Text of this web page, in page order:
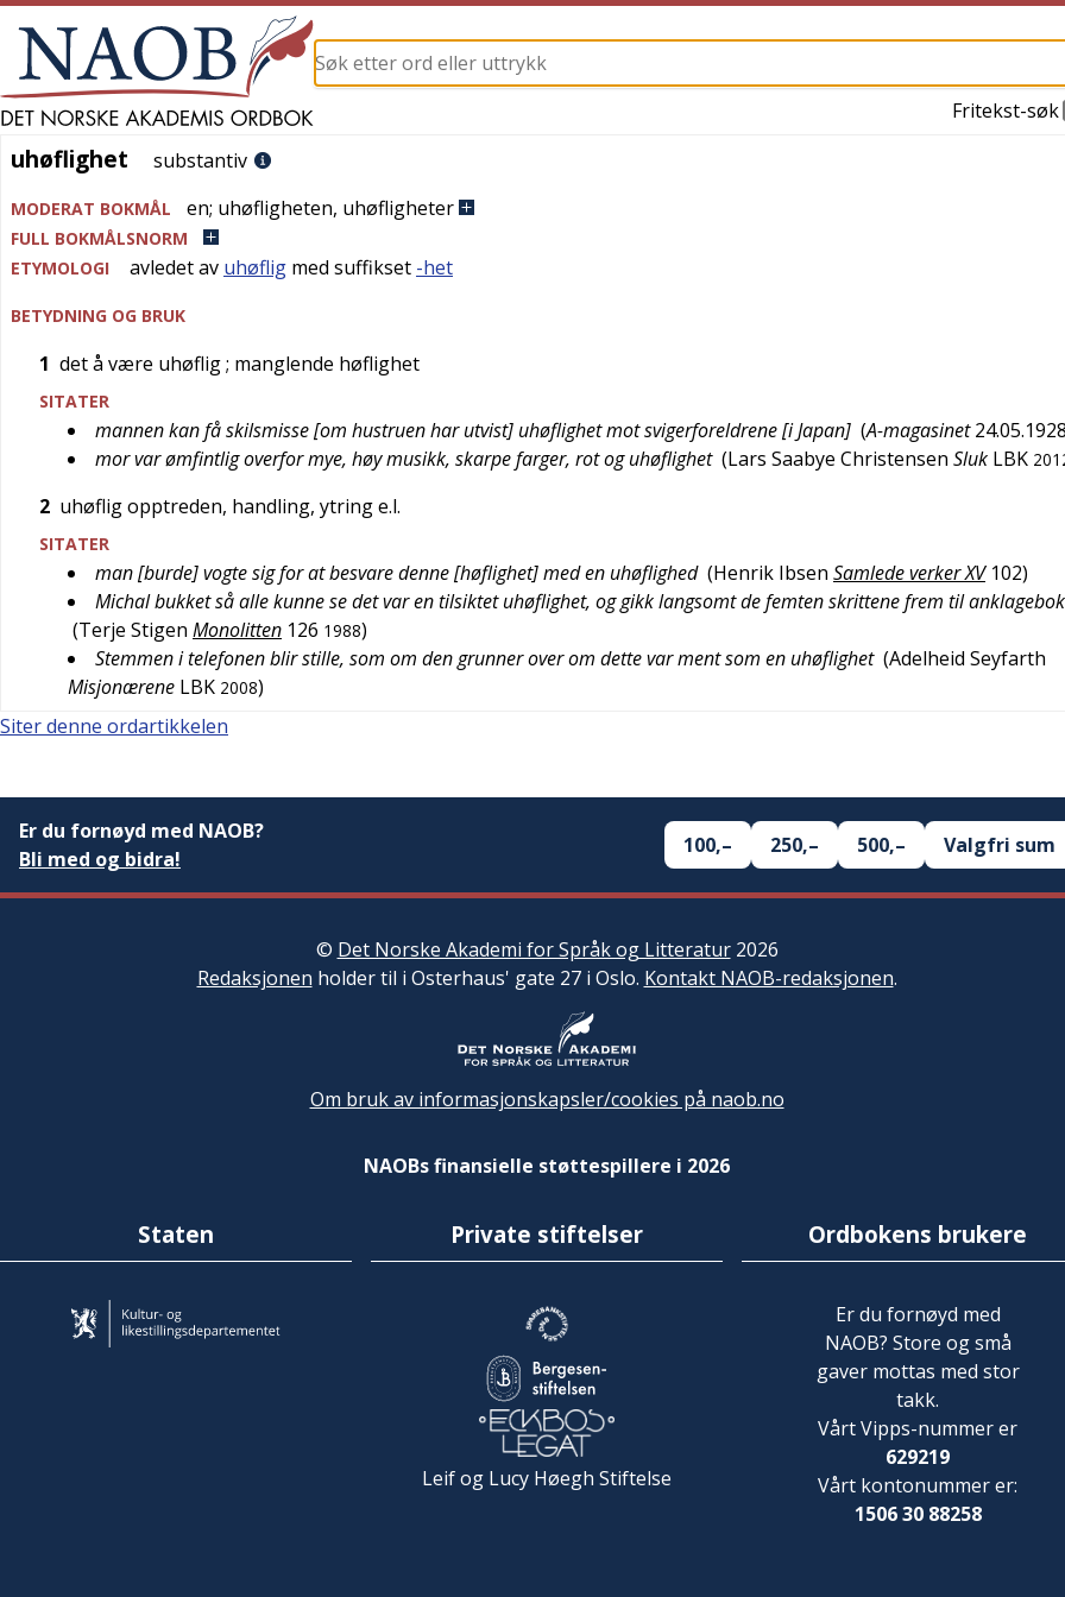
Fritekst-søk
uhøflighet
uhøflighet substantiv
MODERAT BOKMÅL en; uhøfligheten, uhøfligheter
FULL BOKMÅLSNORM
ETYMOLOGI
avledet av uhøflig med suffikset -het
BETYDNING OG BRUK
1 det å være uhøflig; manglende høflighet
SITATER
mannen kan få skilsmisse [om hustruen har utvist] uhøflighet mot svigerforeldrene [i Japan] (A-magasinet
mor var ømfintlig overfor mye, høy musikk, skarpe farger, rot og uhøflighet (Lars Saabye Christensen Sluk LBK
2 uhøflig opptreden, handling, ytring e.l.
SITATER
man [burde] vogte sig for at besvare denne [høflighet] med en uhøflighed (Henrik Ibsen Samlede verker XV 102)
Michal bukket så alle kunne se det var en tilsiktet uhøflighet, og gikk langsomt de femten skrittene frem til
(Terje Stigen Monolitten 126 1988)
Stemmen i telefonen blir stille, som om den grunner over om dette var ment som en uhøflighet (Adelheid Seyfarth
Misjonærene LBK 2008)
Siter denne ordartikkelen
Er du fornøyd med NAOB?
Bli med og bidra!
100,– 250,– 500,– Valgfri sum
© Det Norske Akademi for Språk og Litteratur2026
Redaksjonen holder til i Osterhaus' gate 27 i Oslo. Kontakt NAOB-redaksjonen.
Om bruk av informasjonskapsler/cookies på naob.no
NAOBs finansielle støttespillere i 2026
Staten Private stiftelser
Leif og Lucy Høegh Stiftelse
Ordbokens brukere
Er du fornøyd med
NAOB? Store og små
gaver mottas med stor
takk.
Vårt Vipps-nummer er
629219
Vårt kontonummer er:
1506 30 88258